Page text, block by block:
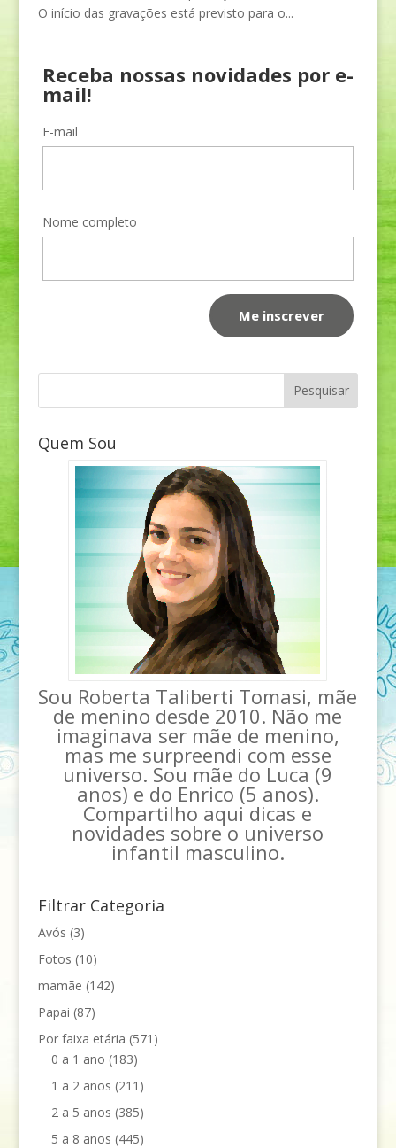
O início das gravações está previsto para o...
Receba nossas novidades por e-
mail!
E-mail
Nome completo
Quem Sou
Sou Roberta Taliberti Tomasi, mãe
de menino desde 2010. Não me
imaginava ser mãe de menino,
mas me surpreendi com esse
universo. Sou mãe do Luca (9
anos) e do Enrico (5 anos).
Compartilho aqui dicas e
novidades sobre o universo
infantil masculino.
Filtrar Categoria
Avós (3)
Fotos (10)
mamãe (142)
Papai (87)
Por faixa etária (571)
0 a 1 ano (183)
1 a 2 anos (211)
2 a 5 anos (385)
5 a 8 anos (445)